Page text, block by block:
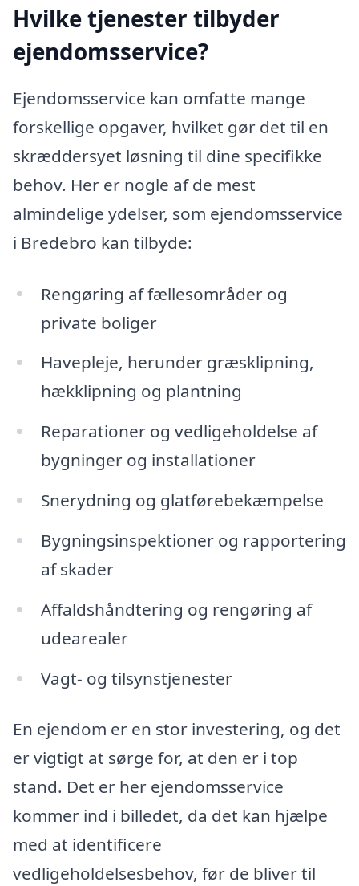
Hvilke tjenester tilbyder
ejendomsservice?
Ejendomsservice kan omfatte mange
forskellige opgaver, hvilket gør det til en
skræddersyet løsning til dine specifikke
behov. Her er nogle af de mest
almindelige ydelser, som ejendomsservice
i Bredebro kan tilbyde:
Rengøring af fællesområder og
private boliger
Havepleje, herunder græsklipning,
hækklipning og plantning
Reparationer og vedligeholdelse af
bygninger og installationer
Snerydning og glatførebekæmpelse
Bygningsinspektioner og rapportering
af skader
Affaldshåndtering og rengøring af
udearealer
Vagt- og tilsynstjenester
En ejendom er en stor investering, og det
er vigtigt at sørge for, at den er i top
stand. Det er her ejendomsservice
kommer ind i billedet, da det kan hjælpe
med at identificere
vedligeholdelsesbehov, før de bliver til